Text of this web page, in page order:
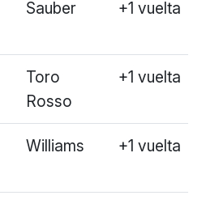
Sauber +1 vuelta
Toro
Rosso
+1 vuelta
Williams +1 vuelta